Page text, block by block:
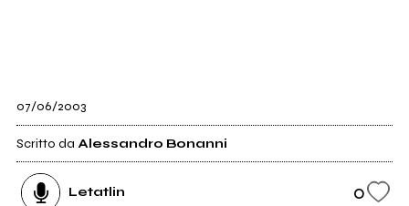
07/06/2003
Scritto da Alessandro Bonanni
Letatlin 0